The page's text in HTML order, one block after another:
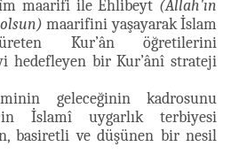
maarifi ile Ehlibeyt (Allah'ın
maarifini yaşayarak İslam
üreten Kur’ân öğretilerini
hedefleyen bir Kur’ânî strateji
geleceğinin kadrosunu
İslamî uygarlık terbiyesi
basiretli ve düşünen bir nesil